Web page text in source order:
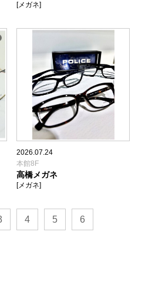
[メガネ]
2026.07.24
本館8F
高橋メガネ
[メガネ]
4 5 6